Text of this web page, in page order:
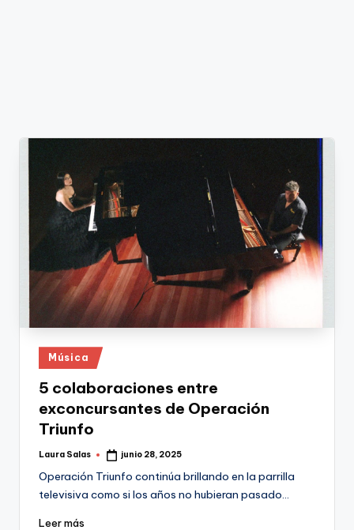
Publicado
en
Música
5 colaboraciones entre
exconcursantes de Operación
Triunfo
Publicado
Laura Salas junio 28, 2025
Operación Triunfo continúa brillando en la parrilla
televisiva como si los años no hubieran pasado…
Leer más